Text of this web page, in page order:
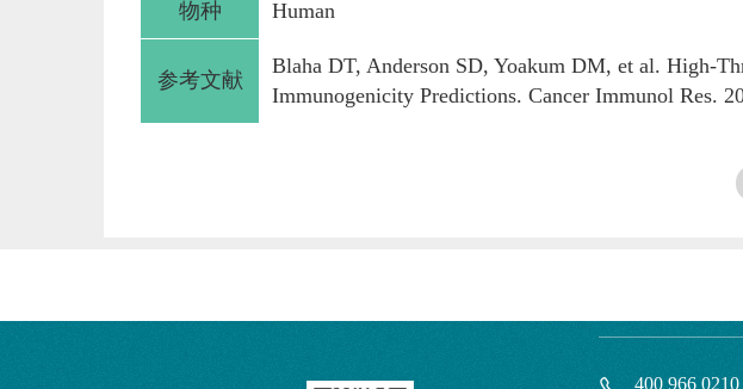
物种 Human
参考文献
Blaha DT, Anderson SD, Yoakum DM, et al. High-
Immunogenicity Predictions. Cancer Immunol Res.
400 966 0210